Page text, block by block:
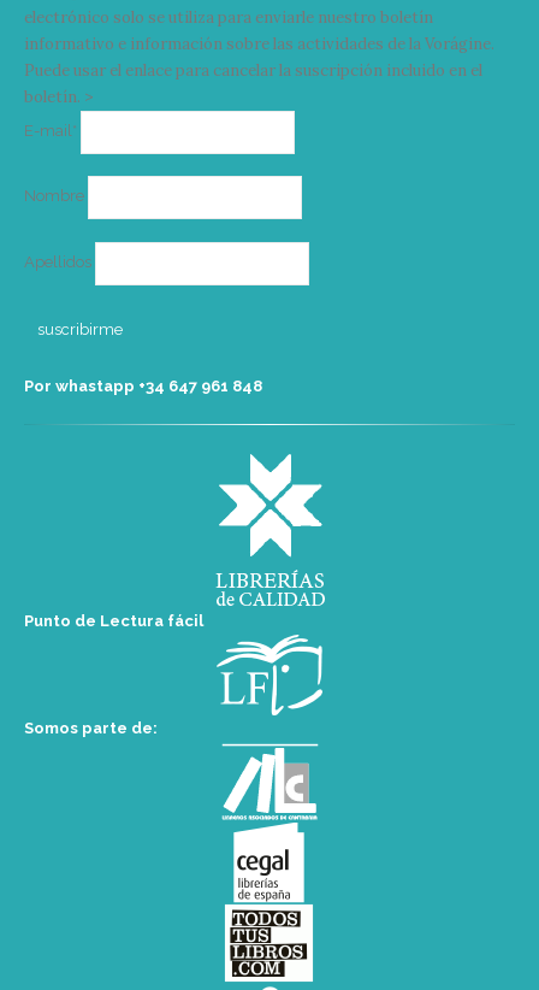
electrónico solo se utiliza para enviarle nuestro boletín
informativo e información sobre las actividades de la Vorágine.
Puede usar el enlace para cancelar la suscripción incluido en el
boletín. >
E-mail*
Nombre
Apellidos
Por whastapp +34 ‭647 961 848‬
Punto de Lectura fácil
Somos parte de: